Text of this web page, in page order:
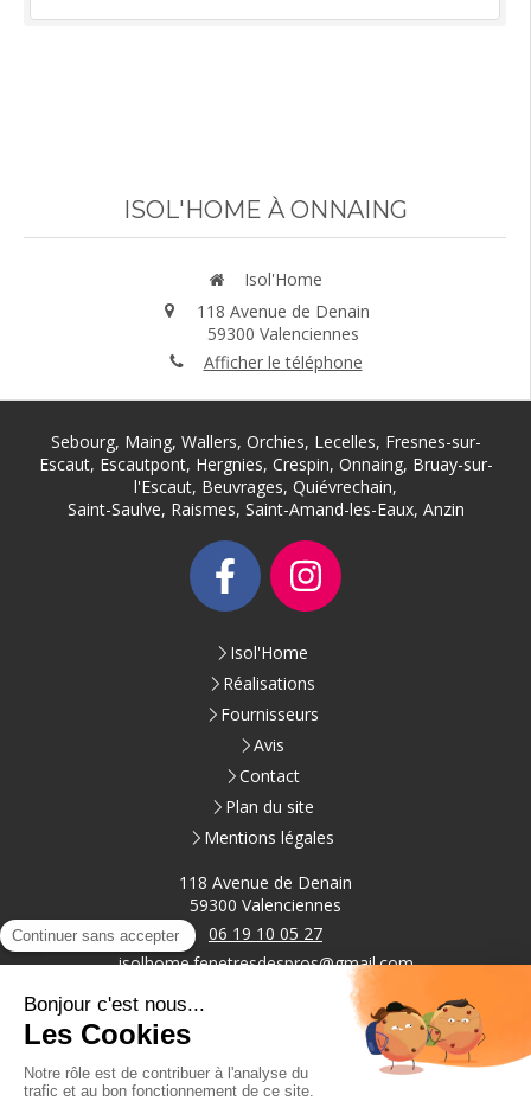
ISOL'HOME À ONNAING
Isol'Home
118 Avenue de Denain
59300 Valenciennes
Afficher le téléphone
Sebourg, Maing, Wallers, Orchies, Lecelles, Fresnes-sur-
Escaut, Escautpont, Hergnies, Crespin, Onnaing, Bruay-sur-
l'Escaut, Beuvrages, Quiévrechain,
Saint-Saulve, Raismes, Saint-Amand-les-Eaux, Anzin
Isol'Home
Réalisations
Fournisseurs
Avis
Contact
Plan du site
Mentions légales
118 Avenue de Denain
59300 Valenciennes
06 19 10 05 27
isolhome.fenetresdespros@gmail.com
DuLundiau de9hà18h
Samedi: Sur rendez-vous